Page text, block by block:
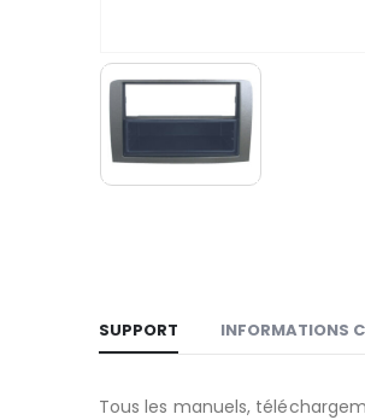
SUPPORT INFORMATIONS
Tous les manuels,